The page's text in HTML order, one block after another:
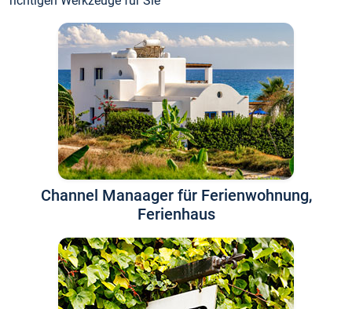
Channel Manaager für Ferienwohnung,
Ferienhaus